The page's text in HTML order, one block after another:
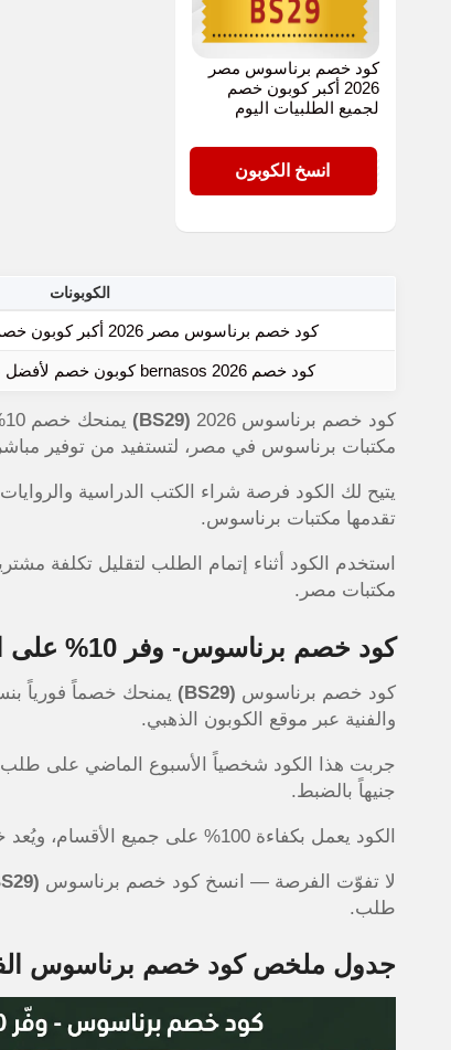
كود خصم برناسوس مصر
2026 أكبر كوبون خصم
لجميع الطلبيات اليوم
BS29انسخ الكوبون
الكوبونات
كود خصم برناسوس مصر 2026 أكبر كوبون خصم لجميع الطلبيات اليوم
كود خصم bernasos 2026 كوبون خصم لأفضل عروض برناسوس اليوم
كود خصم برناسوس 2026 (BS29)
مكتبات برناسوس في مصر، لتستفيد من توفير
يتيح لك الكود فرصة شراء الكتب الدراسية
تقدمها مكتبات برناسوس.
استخدم الكود أثناء إتمام الطلب لتقليل تكلفة
مكتبات مصر.
كود خصم برناسوس- وفر 10% على الأدوات المكتبية والمدرسية
كود خصم برناسوس (BS29)
والفنية عبر موقع الكوبون الذهبي.
جنيهاً بالضبط.
الكود يعمل بكفاءة 100% على جميع الأقسام، ويُعد خياراً مثالياً لمن يبحثون عن منتجات أصلية بأسعار أفضل في مصر.
لا تفوّت الفرصة — انسخ كود خصم برناسوس (BS29)
طلب.
جدول ملخص كود خصم برناسوس